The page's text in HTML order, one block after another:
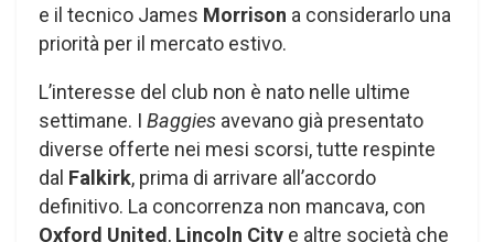
e il tecnico James Morrison a considerarlo una
priorità per il mercato estivo.
L’interesse del club non è nato nelle ultime
settimane. I Baggies avevano già presentato
diverse offerte nei mesi scorsi, tutte respinte
dal Falkirk, prima di arrivare all’accordo
definitivo. La concorrenza non mancava, con
Oxford United, Lincoln City e altre società che